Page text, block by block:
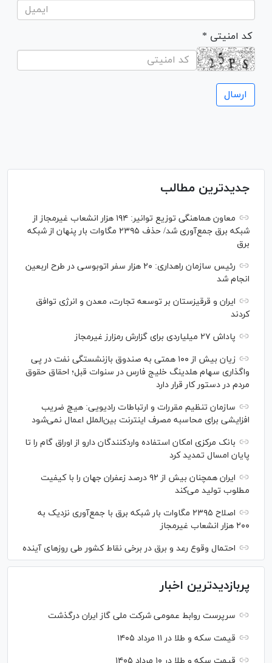
* کد امنیتی
جدیدترین مطالب
معاون هماهنگی توزیع توانیر: ۱۹۴ هزار انشعاب غیرمجاز از
شبکه برق جمع‌آوری شد/ حذف ۲۳۹۵ مگاوات بار پنهان از شبکه
برق
رئیس سازمان راهداری: ۲۰ هزار سفر اتوبوسی در طرح اربعین
انجام شد
ایران و قرقیزستان بر توسعه تجارت، معدن و انرژی توافق
کردند
پاداش ۲۷ میلیاردی برای گزارش رمزارز غیرمجاز
زیان بیش از ۱۰۰ همتی به صندوق بازنشستگی نفت در پی
واگذاری سهام هلدینگ خلیج فارس در سنوات قبل؛ احقاق حقوق
مردم در دستور کار قرار دارد
سازمان تنظیم مقررات و ارتباطات رادیویی: هیچ ضریب
افزایشی برای محاسبه مصرف اینترنت بین‌الملل اعمال نمی‌شود
بانک مرکزی امکان استفاده واردکنندگان دارو از اوراق گام را تا
پایان امسال تمدید کرد
ایران همچنان بیش از ۹۲ درصد زعفران جهان را با کیفیت
مطلوب تولید می‌کند
اصلاح ۲۳۹۵ مگاوات بار شبکه برق با جمع‌آوری نزدیک به
۲۰۰ هزار انشعاب غیرمجاز
احتمال وقوع رعد و برق در برخی نقاط کشور طی روز‌های آینده
پربازدیدترین اخبار
سرپرست روابط عمومی شرکت ملی گاز ایران درگذشت
قیمت سکه و طلا در ۱۱ مرداد ۱۴۰۵
قیمت سکه و طلا در ۱۰ مرداد ۱۴۰۵